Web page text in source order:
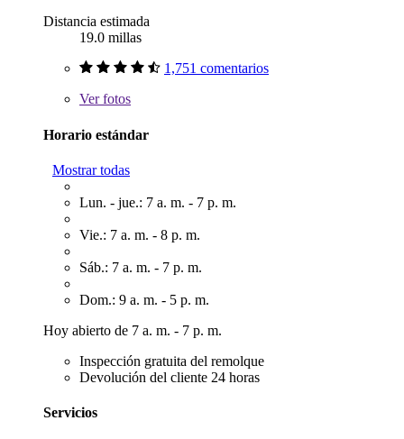
Distancia estimada
19.0 millas
1,751 comentarios
Verfotos
Horario estándar
Mostrar todas
Lun. - jue.: 7 a. m. - 7 p. m.
Vie.: 7 a. m. - 8 p. m.
Sáb.: 7 a. m. - 7 p. m.
Dom.: 9 a. m. - 5 p. m.
Hoy abierto de 7 a. m. - 7 p. m.
Inspección gratuita del remolque
Devolución del cliente 24 horas
Servicios